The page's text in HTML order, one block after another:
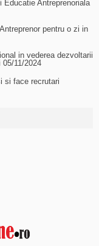
Educatie Antreprenoriala
pentru o zi in
in vederea dezvoltarii
05/11/2024
si face recrutari